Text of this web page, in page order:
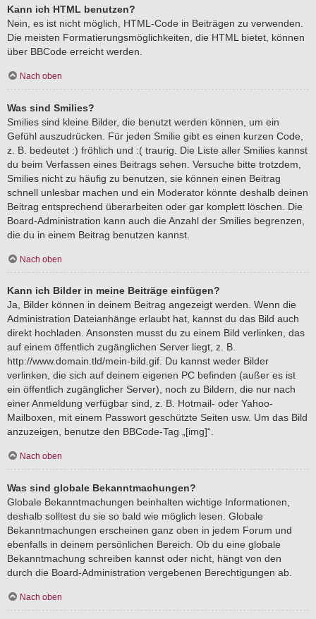
Kann ich HTML benutzen?
Nein, es ist nicht möglich, HTML-Code in Beiträgen zu verwenden.
Die meisten Formatierungsmöglichkeiten, die HTML bietet, können
über BBCode erreicht werden.
Nach oben
Was sind Smilies?
Smilies sind kleine Bilder, die benutzt werden können, um ein
Gefühl auszudrücken. Für jeden Smilie gibt es einen kurzen Code,
z. B. bedeutet :) fröhlich und :( traurig. Die Liste aller Smilies kannst
du beim Verfassen eines Beitrags sehen. Versuche bitte trotzdem,
Smilies nicht zu häufig zu benutzen, sie können einen Beitrag
schnell unlesbar machen und ein Moderator könnte deshalb deinen
Beitrag entsprechend überarbeiten oder gar komplett löschen. Die
Board-Administration kann auch die Anzahl der Smilies begrenzen,
die du in einem Beitrag benutzen kannst.
Nach oben
Kann ich Bilder in meine Beiträge einfügen?
Ja, Bilder können in deinem Beitrag angezeigt werden. Wenn die
Administration Dateianhänge erlaubt hat, kannst du das Bild auch
direkt hochladen. Ansonsten musst du zu einem Bild verlinken, das
auf einem öffentlich zugänglichen Server liegt, z. B.
http://www.domain.tld/mein-bild.gif. Du kannst weder Bilder
verlinken, die sich auf deinem eigenen PC befinden (außer es ist
ein öffentlich zugänglicher Server), noch zu Bildern, die nur nach
einer Anmeldung verfügbar sind, z. B. Hotmail- oder Yahoo-
Mailboxen, mit einem Passwort geschützte Seiten usw. Um das Bild
anzuzeigen, benutze den BBCode-Tag „[img]“.
Nach oben
Was sind globale Bekanntmachungen?
Globale Bekanntmachungen beinhalten wichtige Informationen,
deshalb solltest du sie so bald wie möglich lesen. Globale
Bekanntmachungen erscheinen ganz oben in jedem Forum und
ebenfalls in deinem persönlichen Bereich. Ob du eine globale
Bekanntmachung schreiben kannst oder nicht, hängt von den
durch die Board-Administration vergebenen Berechtigungen ab.
Nach oben